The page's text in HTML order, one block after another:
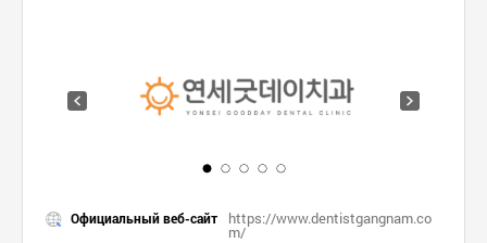
Официальный веб-сайт https://www.dentistgangnam.co
m/